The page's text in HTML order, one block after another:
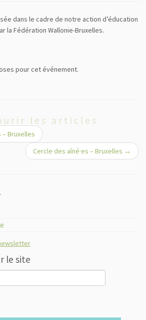
dans le cadre de notre action d’éducation
la Fédération Wallonie-Bruxelles.
pour cet événement.
les articles
– Bruxelles
Cercle des aîné·es – Bruxelles →
le site